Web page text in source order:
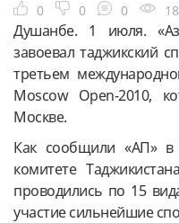
0 0 0
Душанбе. 1 июля.
завоевал таджикский
третьем
Moscow Open-2010,
Москве.
Как сообщили «АП» в
комитете
проводились по 15
участие сильнейшие